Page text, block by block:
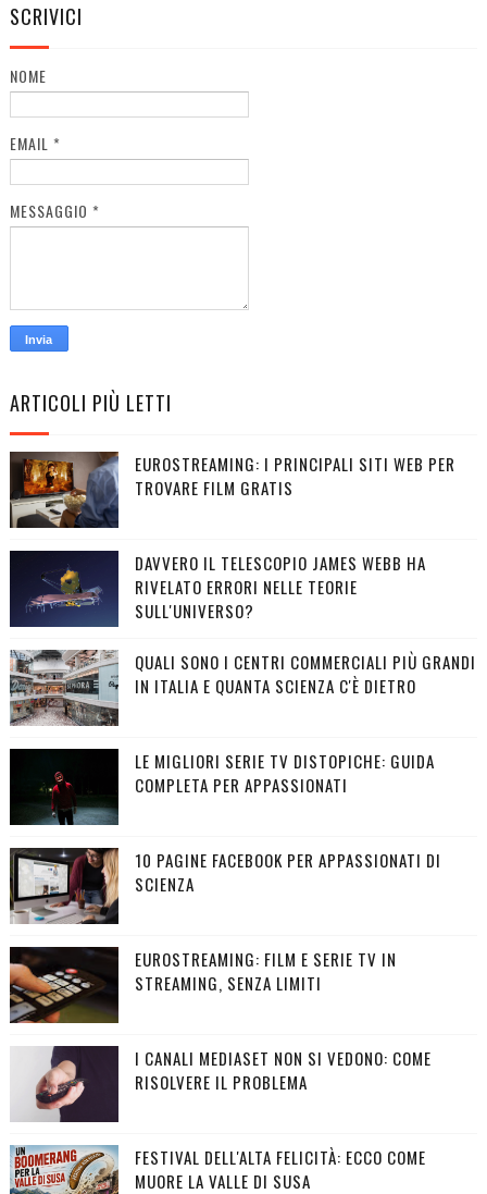
SCRIVICI
NOME
EMAIL *
MESSAGGIO *
ARTICOLI PIÙ LETTI
EUROSTREAMING: I PRINCIPALI SITI WEB PER
TROVARE FILM GRATIS
DAVVERO IL TELESCOPIO JAMES WEBB HA
RIVELATO ERRORI NELLE TEORIE
SULL'UNIVERSO?
QUALI SONO I CENTRI COMMERCIALI PIÙ GRANDI
IN ITALIA E QUANTA SCIENZA C'È DIETRO
LE MIGLIORI SERIE TV DISTOPICHE: GUIDA
COMPLETA PER APPASSIONATI
10 PAGINE FACEBOOK PER APPASSIONATI DI
SCIENZA
EUROSTREAMING: FILM E SERIE TV IN
STREAMING, SENZA LIMITI
I CANALI MEDIASET NON SI VEDONO: COME
RISOLVERE IL PROBLEMA
FESTIVAL DELL'ALTA FELICITÀ: ECCO COME
MUORE LA VALLE DI SUSA